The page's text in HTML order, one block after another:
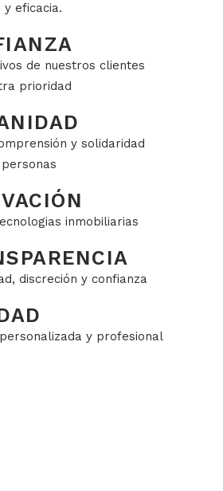
y eficacia.
de nuestros clientes
prioridad
y solidaridad
inmobiliarias
discreción y confianza
y profesional